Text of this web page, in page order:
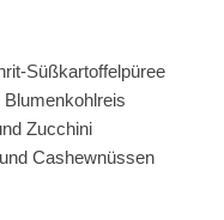
Süßkartoffelpüree
Zucchini
Cashewnüssen